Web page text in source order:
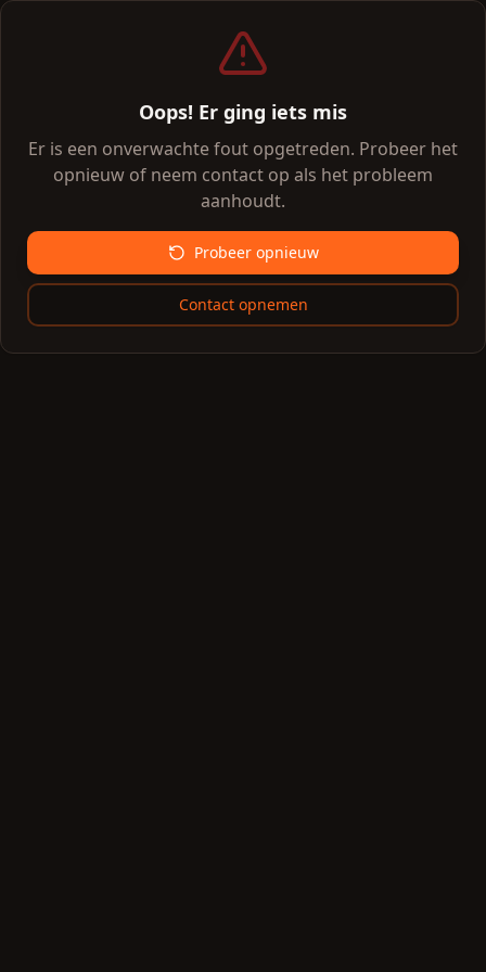
Oops! Er ging iets mis
Er is een onverwachte fout opgetreden. Probeer het
opnieuw of neem contact op als het probleem
aanhoudt.
Probeer opnieuw
Contact opnemen